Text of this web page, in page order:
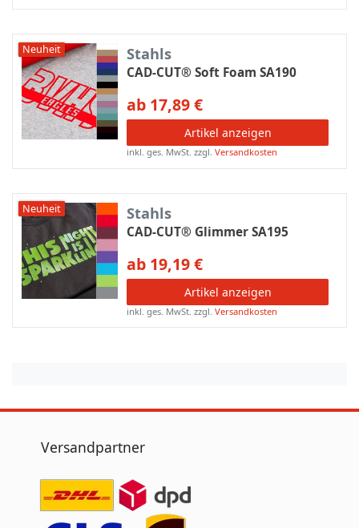
Neuheit Stahls
CAD-CUT® Soft Foam SA190
ab 17,89 €
Artikel anzeigen
inkl. ges. MwSt. zzgl.Versandkosten
Neuheit Stahls
CAD-CUT® Glimmer SA195
ab 19,19 €
Artikel anzeigen
inkl. ges. MwSt. zzgl.Versandkosten
Versandpartner